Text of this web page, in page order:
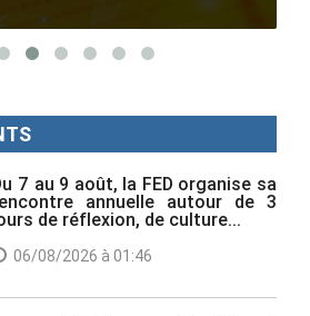
7 au 9 août, la FED organise sa
annuelle autour de 3
de réflexion, de culture...
06/08/2026 à 01:46